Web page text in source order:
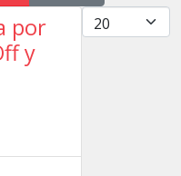
Cantidad
por
y